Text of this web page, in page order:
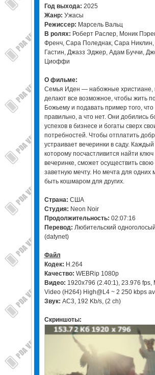
Год выхода: 2025
Жанр: Ужасы
Режиссер: Марсель Вальц
В ролях: Роберт Раслер, Моник
Френч, Сара Поледнак, Сара
Гастин, Джазз Эджер, Адам Буччи,
Циоффи
О фильме:
Семья Иден — набожные христиане,
делают все возможное, чтобы жить
Божьему и подавать пример того, что
правильно, а что нет. Они добились
успехов в бизнесе и богаты сверх
потребностей. Чтобы отплатить
устраивает вечеринки в саду. Каждый
которому посчастливится найти ключ
вечеринке, сможет осуществить
заветную мечту. Но мечта для одних
быть кошмаром для других.
Страна: США
Студия: Neon Noir
Продолжительность: 02:07:16
Перевод: Любительский
(datynet)
Файл
Кодек: H.264
Качество: WEBRip 1080p
Видео: 1920x796 (2.40:1), 23.976 fps,
Video (H264) High@L4 ~ 2 250 kbps
Звук: AC3, 192 Kb/s, (2 ch)
Скриншоты: